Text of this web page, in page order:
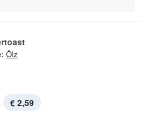
Ölz
€ 2,59